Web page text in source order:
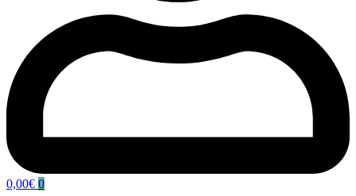
0,00€ 0